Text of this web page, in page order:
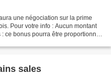
une négociation sur la prime
Pour votre info : Aucun montant
ce bonus pourra être proportionnel
sales